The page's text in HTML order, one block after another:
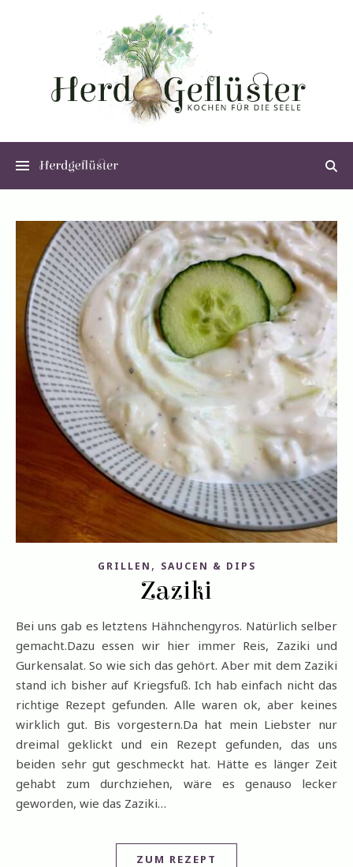
GRILLEN , SAUCEN & DIPS
Zaziki
Bei uns gab es letztens Hähnchengyros. Natürlich selber
gemacht.Dazu essen wir hier immer Reis, Zaziki und
Gurkensalat. So wie sich das gehört. Aber mit dem Zaziki
stand ich bisher auf Kriegsfuß. Ich hab einfach nicht das
richtige Rezept gefunden. Alle waren ok, aber keines
wirklich gut. Bis vorgestern.Da hat mein Liebster nur
dreimal geklickt und ein Rezept gefunden, das uns
beiden sehr gut geschmeckt hat. Hätte es länger Zeit
gehabt zum durchziehen, wäre es genauso lecker
geworden, wie das Zaziki…
ZUM REZEPT